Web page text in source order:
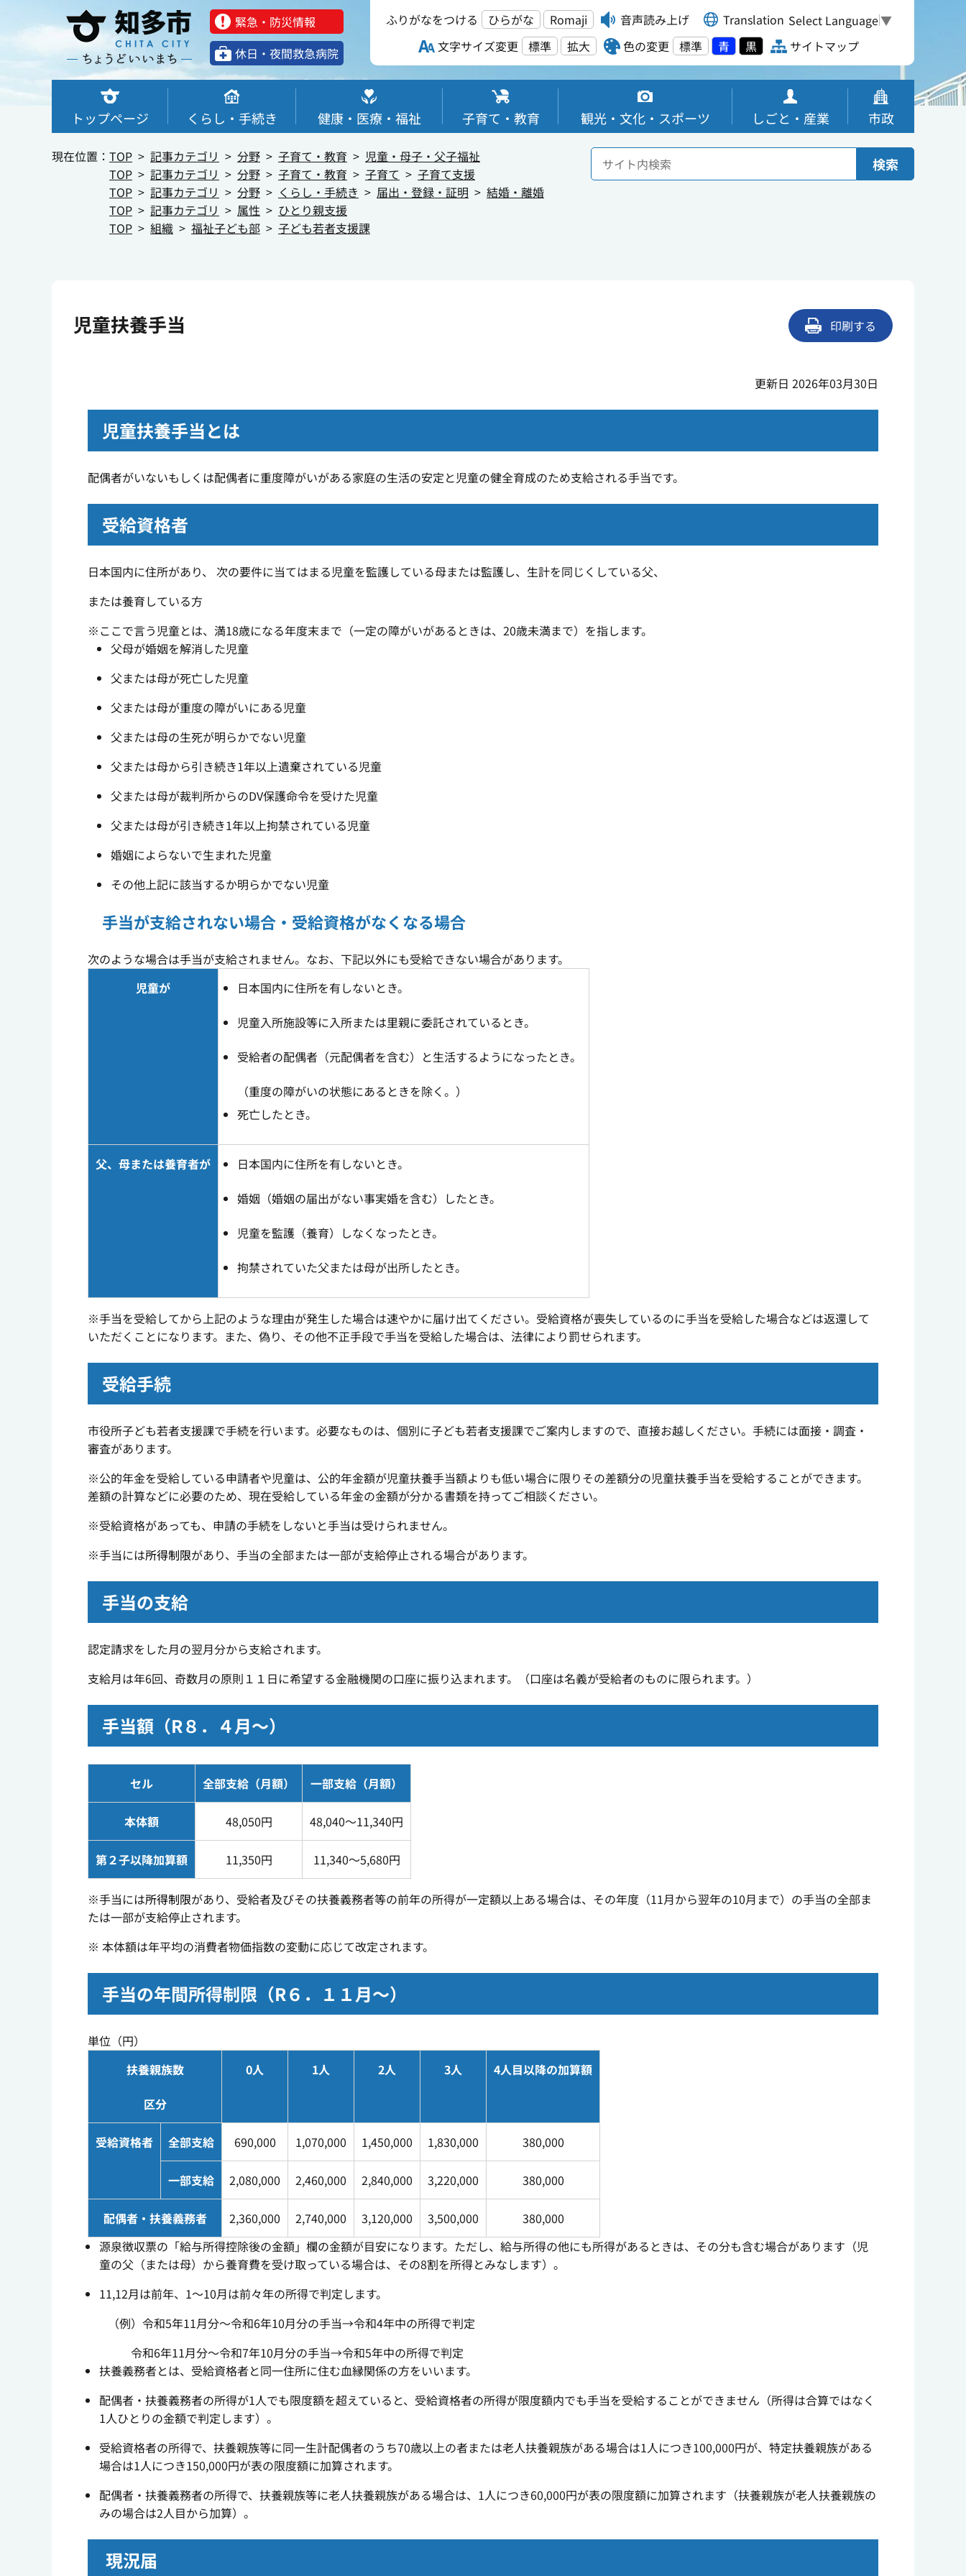
緊急・防災情報
休⽇・夜間救急病院
ふりがなをつける ひらがな Romaji 音声読み上げ Translation Select Language▼
文字サイズ変更
標準 拡大 色の変更 標準 青 黒 サイトマップ
トップページ くらし・手続き 健康・医療・福祉 子育て・教育 観光・文化・スポーツ しごと・産業 市政
現在位置： TOP 記事カテゴリ 分野 子育て・教育
児童・母子・父子福祉
TOP
記事カテゴリ 分野 子育て・教育 子育て
子育て支援
TOP
記事カテゴリ 分野 くらし・手続き 届出・登録・証明
結婚・離婚
TOP
記事カテゴリ 属性
ひとり親支援
TOP
組織 福祉子ども部 子ども若者支援課
検索
児童扶養手当 印刷する
更新日 2026年03月30日
児童扶養手当とは
配偶者がいないもしくは配偶者に重度障がいがある家庭の生活の安定と児童の健全育成のため支給される手当です。
受給資格者
日本国内に住所があり、 次の要件に当てはまる児童を監護している母または監護し、生計を同じくしている父、
または養育している方
※ここで言う児童とは、満18歳になる年度末まで（一定の障がいがあるときは、20歳未満まで）を指します。
父母が婚姻を解消した児童
父または母が死亡した児童
父または母が重度の障がいにある児童
父または母の生死が明らかでない児童
父または母から引き続き1年以上遺棄されている児童
父または母が裁判所からのDV保護命令を受けた児童
父または母が引き続き1年以上拘禁されている児童
婚姻によらないで生まれた児童
その他上記に該当するか明らかでない児童
手当が支給されない場合・受給資格がなくなる場合
次のような場合は手当が支給されません。なお、下記以外にも受給できない場合があります。
児童が
日本国内に住所を有しないとき。
児童入所施設等に入所または里親に委託されているとき。
受給者の配偶者（元配偶者を含む）と生活するようになったとき。
（重度の障がいの状態にあるときを除く。）
死亡したとき。
父、母または養育者が
日本国内に住所を有しないとき。
婚姻（婚姻の届出がない事実婚を含む）したとき。
児童を監護（養育）しなくなったとき。
拘禁されていた父または母が出所したとき。
※手当を受給してから上記のような理由が発生した場合は速やかに届け出てください。受給資格が喪失しているのに手当を受給した場合などは返還して
いただくことになります。また、偽り、その他不正手段で手当を受給した場合は、法律により罰せられます。
受給手続
市役所子ども若者支援課で手続を行います。必要なものは、個別に子ども若者支援課でご案内しますので、直接お越しください。手続には面接・調査・
審査があります。
※公的年金を受給している申請者や児童は、公的年金額が児童扶養手当額よりも低い場合に限りその差額分の児童扶養手当を受給することができます。
差額の計算などに必要のため、現在受給している年金の金額が分かる書類を持ってご相談ください。
※受給資格があっても、申請の手続をしないと手当は受けられません。
※手当には所得制限があり、手当の全部または一部が支給停止される場合があります。
手当の支給
認定請求をした月の翌月分から支給されます。
支給月は年6回、奇数月の原則１１日に希望する金融機関の口座に振り込まれます。（口座は名義が受給者のものに限られます。）
手当額（R８．４月～）
セル 全部支給（月額） 一部支給（月額）
本体額 48,050円 48,040～11,340円
第２子以降加算額 11,350円 11,340～5,680円
※手当には所得制限があり、受給者及びその扶養義務者等の前年の所得が一定額以上ある場合は、その年度（11月から翌年の10月まで）の手当の全部ま
たは一部が支給停止されます。
※ 本体額は年平均の消費者物価指数の変動に応じて改定されます。
手当の年間所得制限（R６．１１月～）
単位（円）
扶養親族数
区分
0人 1人 2人 3人 4人目以降の加算額
受給資格者 全部支給 690,000 1,070,000 1,450,000 1,830,000 380,000
一部支給 2,080,000 2,460,000 2,840,000 3,220,000 380,000
配偶者・扶養義務者 2,360,000 2,740,000 3,120,000 3,500,000
380,000
源泉徴収票の「給与所得控除後の金額」欄の金額が目安になります。ただし、給与所得の他にも所得があるときは、その分も含む場合があります（児
童の父（または母）から養育費を受け取っている場合は、その8割を所得とみなします）。
11,12月は前年、1～10月は前々年の所得で判定します。
（例）令和5年11月分～令和6年10月分の手当→令和4年中の所得で判定
令和6年11月分～令和7年10月分の手当→令和5年中の所得で判定
扶養義務者とは、受給資格者と同一住所に住む血縁関係の方をいいます。
配偶者・扶養義務者の所得が1人でも限度額を超えていると、受給資格者の所得が限度額内でも手当を受給することができません（所得は合算ではなく
1人ひとりの金額で判定します）。
受給資格者の所得で、扶養親族等に同一生計配偶者のうち70歳以上の者または老人扶養親族がある場合は1人につき100,000円が、特定扶養親族がある
場合は1人につき150,000円が表の限度額に加算されます。
配偶者・扶養義務者の所得で、扶養親族等に老人扶養親族がある場合は、1人につき60,000円が表の限度額に加算されます（扶養親族が老人扶養親族の
みの場合は2人目から加算）。
現況届